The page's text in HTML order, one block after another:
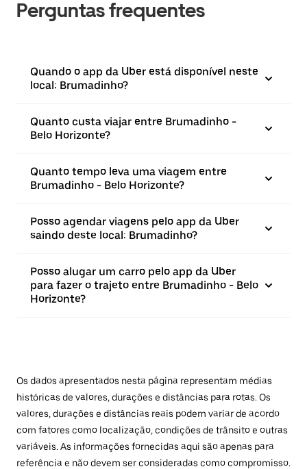
Perguntas frequentes
Quando o app da Uber está disponível neste
local: Brumadinho?
Quanto custa viajar entre Brumadinho -
Belo Horizonte?
Quanto tempo leva uma viagem entre
Brumadinho - Belo Horizonte?
Posso agendar viagens pelo app da Uber
saindo deste local: Brumadinho?
Posso alugar um carro pelo app da Uber
para fazer o trajeto entre Brumadinho - Belo
Horizonte?
Os dados apresentados nesta página representam médias
históricas de valores, durações e distâncias para rotas. Os
valores, durações e distâncias reais podem variar de acordo
com fatores como localização, condições de trânsito e outras
variáveis. As informações fornecidas aqui são apenas para
referência e não devem ser consideradas como compromisso.